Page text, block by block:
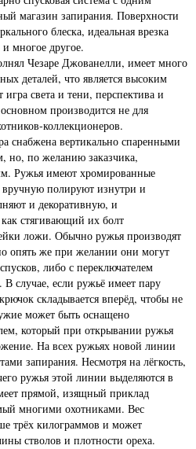
магазин запирания. Поверхности
блеска, идеальная врезка
и многое другое.
Чезаре Джованелли, имеет много
деталей, что является высоким
игра света и тени, перспектива и
производится не для
коллекционеров.
вертикально спаренными
но, по желанию заказчика,
Ружья имеют хромированные
вручную полируют изнутри и
и декоративную, и
стягивающий их болт
ложи. Обычно ружья производят
опять же при желании они могут
либо с переключателем
В случае, если ружьё имеет пару
складывается вперёд, чтобы не
может быть оснащено
который при открывании ружья
На всех ружьях новой линии
запирания. Несмотря на лёгкость,
ружья этой линии выделяются в
прямой, изящный приклад
многими охотниками. Вес
трёх килограммов и может
стволов и плотности ореха.